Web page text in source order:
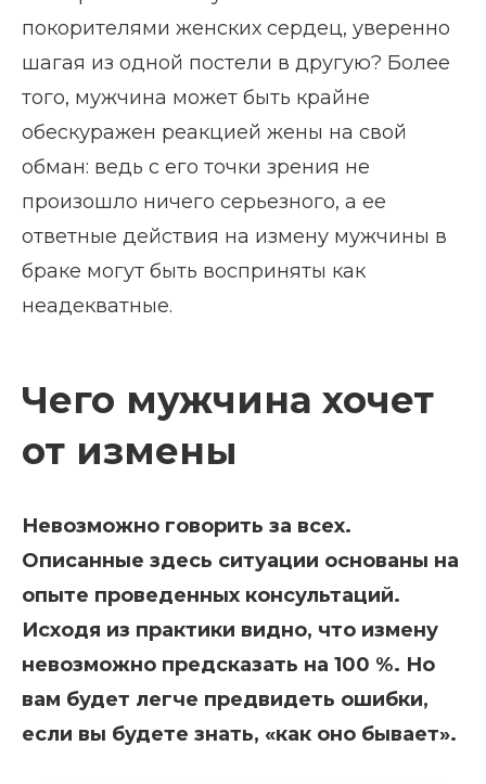
покорителями женских сердец, уверенно
шагая из одной постели в другую? Более
того, мужчина может быть крайне
обескуражен реакцией жены на свой
обман: ведь с его точки зрения не
произошло ничего серьезного, а ее
ответные действия на измену мужчины в
браке могут быть восприняты как
неадекватные.
Чего мужчина хочет
от измены
Невозможно говорить за всех.
Описанные здесь ситуации основаны на
опыте проведенных консультаций.
Исходя из практики видно, что измену
невозможно предсказать на 100 %. Но
вам будет легче предвидеть ошибки,
если вы будете знать, «как оно бывает».